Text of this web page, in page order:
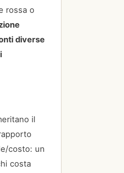
rossa o
diverse
il
costo: un
costa